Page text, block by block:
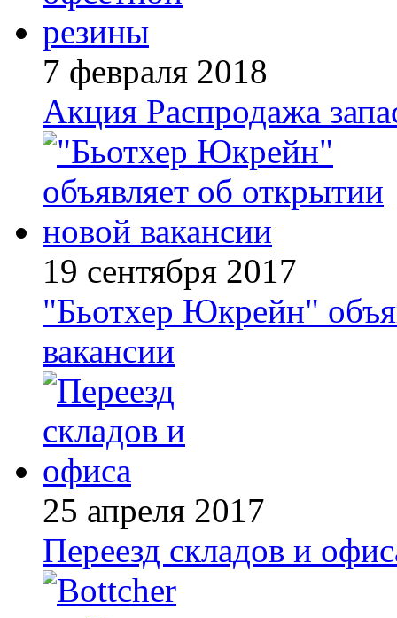
7 февраля 2018
Акция Распродажа
19 сентября 2017
"Бьотхер Юкрейн"
вакансии
25 апреля 2017
Переезд складов и